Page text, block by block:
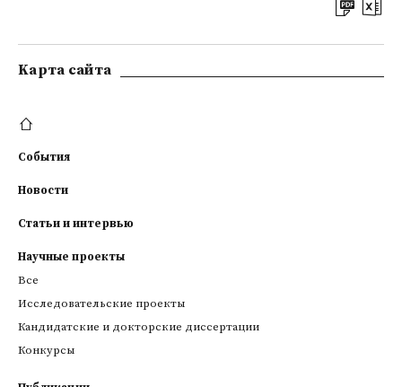
Kарта сайта
События
Новости
Статьи и интервью
Научные проекты
Все
Исследовательские проекты
Кандидатские и докторские диссертации
Конкурсы